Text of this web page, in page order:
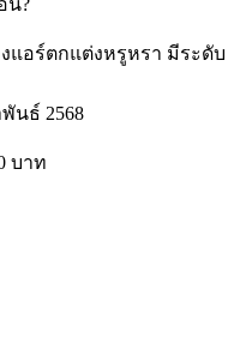
น?
แอร์ตกแต่งหรูหรา มีระดับ
นธ์ 2568
บาท